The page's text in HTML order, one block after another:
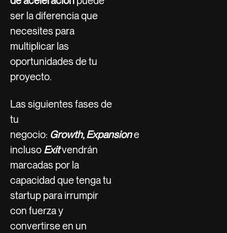
ser la diferencia que
necesites para
multiplicar las
oportunidades de tu
proyecto.
Las siguientes fases de
tu
negocio: Growth,Expansione
incluso Exitvendrán
marcadas por la
capacidad que tenga tu
startup para irrumpir
con fuerza y
convertirse en un